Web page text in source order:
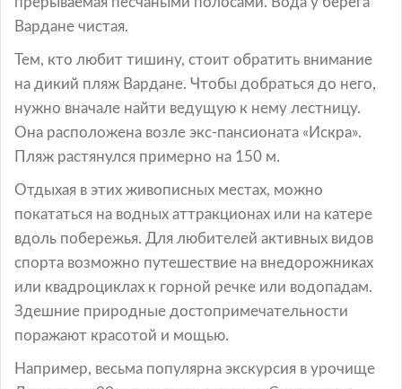
Вардане чистая.
Тем, кто любит тишину, стоит обратить внимание
на дикий пляж Вардане. Чтобы добраться до него,
нужно вначале найти ведущую к нему лестницу.
Она расположена возле экс-пансионата «Искра».
Пляж растянулся примерно на 150 м.
Отдыхая в этих живописных местах, можно
покататься на водных аттракционах или на катере
вдоль побережья. Для любителей активных видов
спорта возможно путешествие на внедорожниках
или квадроциклах к горной речке или водопадам.
Здешние природные достопримечательности
поражают красотой и мощью.
Например, весьма популярна экскурсия в урочище